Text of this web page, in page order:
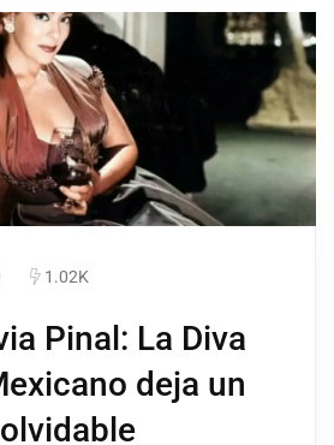
1.02K
Pinal: La Diva
deja un